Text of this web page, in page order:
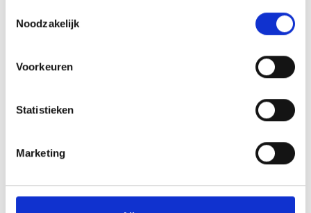
Noodzakelijk
Voorkeuren
Statistieken
Marketing